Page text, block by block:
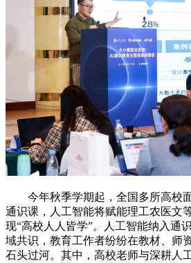
今年秋季学期起，全国多所高校
通识课，人工智能将赋能理工农医文
现“高校人人皆学”。人工智能纳入通
域共识，教育工作者纷纷在教材、师
石头过河。其中，高校老师与深耕人